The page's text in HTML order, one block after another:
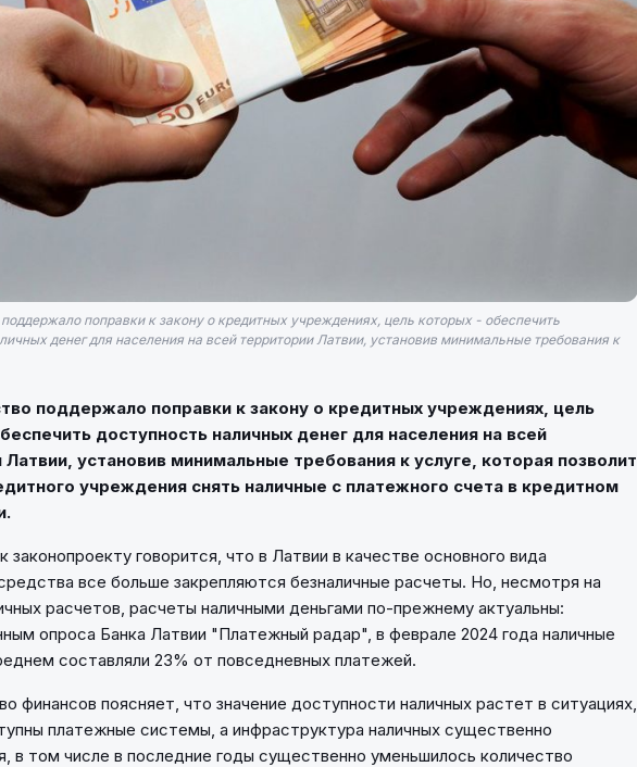
поправки к закону о кредитных учреждениях, цель которых - обеспечить
денег для населения на всей территории Латвии, установив минимальные требования к
поддержало поправки к закону о кредитных учреждениях, цель
доступность наличных денег для населения на всей
Латвии, установив минимальные требования к услуге, которая позволит
учреждения снять наличные с платежного счета в кредитном
законопроекту говорится, что в Латвии в качестве основного вида
все больше закрепляются безналичные расчеты. Но, несмотря на
расчетов, расчеты наличными деньгами по-прежнему актуальны:
опроса Банка Латвии "Платежный радар", в феврале 2024 года наличные
составляли 23% от повседневных платежей.
финансов поясняет, что значение доступности наличных растет в ситуациях,
платежные системы, а инфраструктура наличных существенно
в том числе в последние годы существенно уменьшилось количество